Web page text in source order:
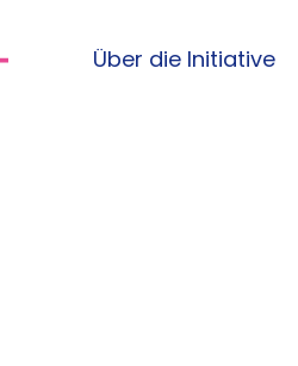
Über die Initiative